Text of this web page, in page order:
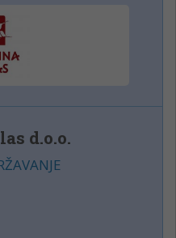
d.o.o.